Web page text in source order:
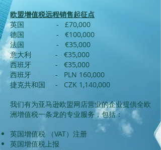
欧盟增值税远程销售起征点
英国 - £70,000
德国 - €100,000
法国 - €35,000
意大利 - €35,000
西班牙 - €35,000
西班牙 - PLN 160,000
捷克共和国 - CZK 1,140,000
我们有为亚马逊欧盟网店营业的企业提供全欧
洲增值税一条龙的专业服务，包括：
英国增值税 （VAT）注册
英国增值税上报